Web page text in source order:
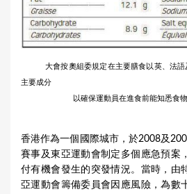
大會按奧組委規定在主要膳食以英、法語
主要成分
以確保運動員在進食前能知悉食物成
香港作為一個國際城市，於2008及
賽事及東亞運動會制定多個應急預案
付有機會發生的突發情況。當時，由
亞運動會籌備委員會因應風險，為數